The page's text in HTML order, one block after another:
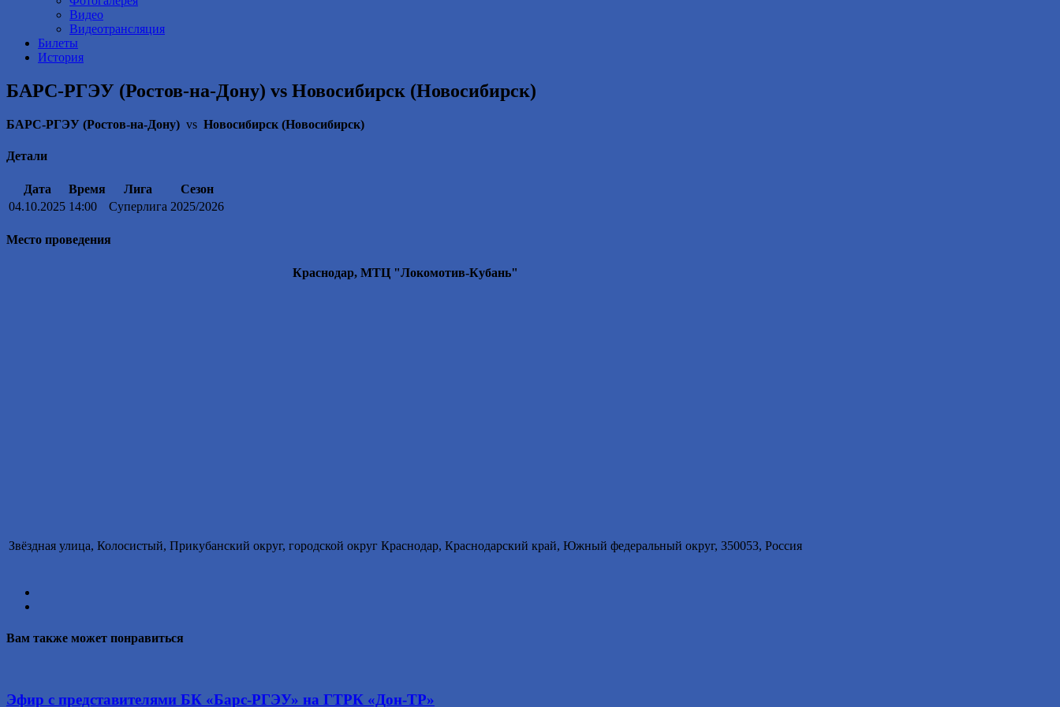
Видео
Видеотрансляция
Билеты
История
БАРС-РГЭУ (Ростов-на-Дону) vs Новосибирск (Новосибирск)
БАРС-РГЭУ (Ростов-на-Дону) vs Новосибирск (Новосибирск)
Детали
Дата Время Лига
Сезон
04.10.2025 14:00 Суперлига 2025/2026
Место проведения
Краснодар, МТЦ "Локомотив-Кубань"
Звёздная улица, Колосистый, Прикубанский округ, городской округ Краснодар, Краснодарский край, Южный федеральный округ, 350053, Россия
Вам также может понравиться
Эфир с представителями БК «Барс-РГЭУ» на ГТРК «Дон-ТР»